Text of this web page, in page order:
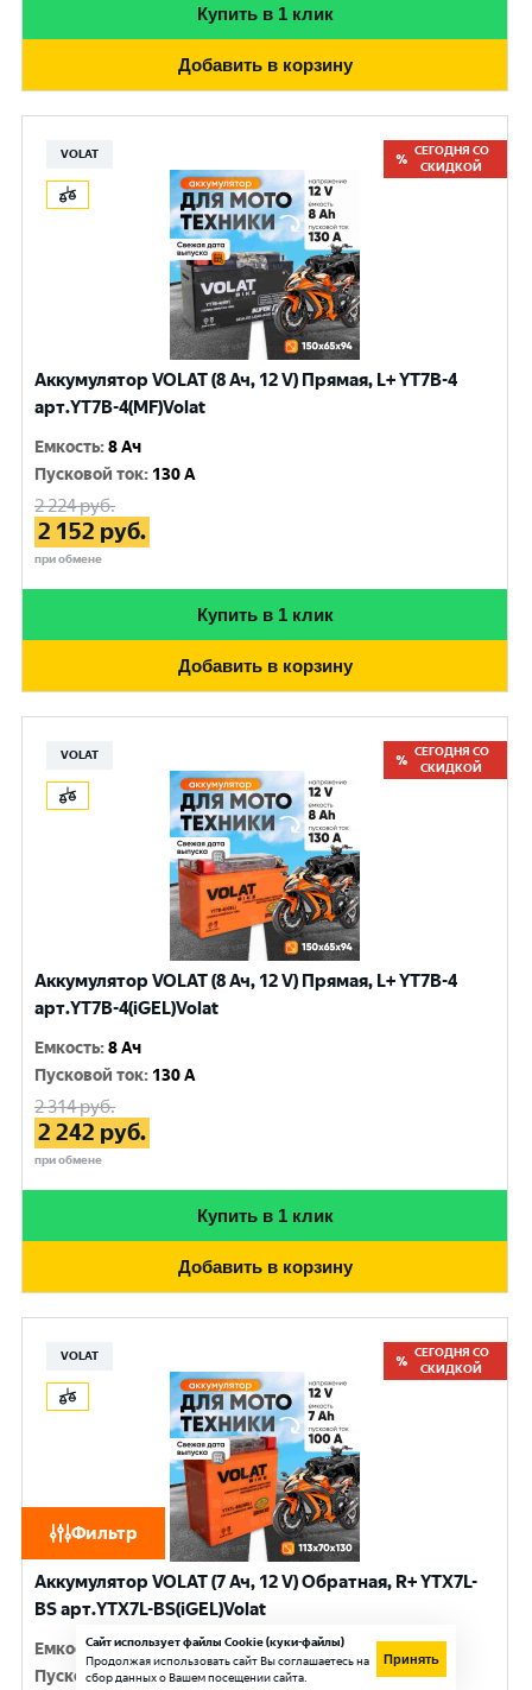
Фильтр
Купить в 1 клик
Добавить в корзину
VOLAT
СЕГОДНЯ СО
СКИДКОЙ
Аккумулятор VOLAT (8 Ач, 12 V) Прямая, L+ YT7B-4
арт.YT7B-4(MF)Volat
Емкость:8 Ач
Пусковой ток: 130 A
2 224руб.
2 152 руб.
при обмене
Купить в 1 клик
Добавить в корзину
VOLAT
СЕГОДНЯ СО
СКИДКОЙ
Аккумулятор VOLAT (8 Ач, 12 V) Прямая, L+ YT7B-4
арт.YT7B-4(iGEL)Volat
Емкость:8 Ач
Пусковой ток: 130 A
2 314руб.
2 242 руб.
при обмене
Купить в 1 клик
Добавить в корзину
VOLAT
СЕГОДНЯ СО
СКИДКОЙ
Аккумулятор VOLAT (7 Ач, 12 V) Обратная, R+ YTX7L-
BS арт.YTX7L-BS(iGEL)Volat
Емкость:7 Ач
Пусковой ток:100 A
Сайт использует файлы Cookie (куки-файлы)
Продолжая использовать сайт Вы соглашаетесь на
сбор данных о Вашем посещении сайта.
Принять